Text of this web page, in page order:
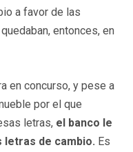
a favor de las
entonces, en
en concurso, y pese a
por el que
letras, el banco le
letras de cambio. Es